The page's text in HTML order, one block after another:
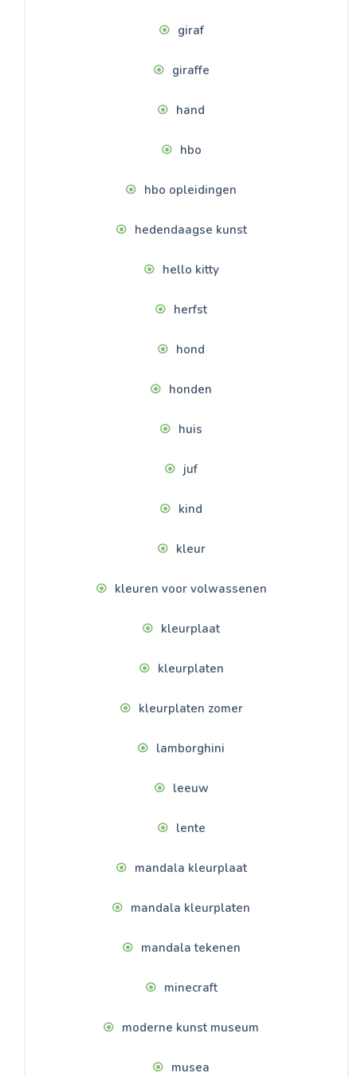
giraf
giraffe
hand
hbo
hbo opleidingen
hedendaagse kunst
hello kitty
herfst
hond
honden
huis
juf
kind
kleur
kleuren voor volwassenen
kleurplaat
kleurplaten
kleurplaten zomer
lamborghini
leeuw
lente
mandala kleurplaat
mandala kleurplaten
mandala tekenen
minecraft
moderne kunst museum
musea